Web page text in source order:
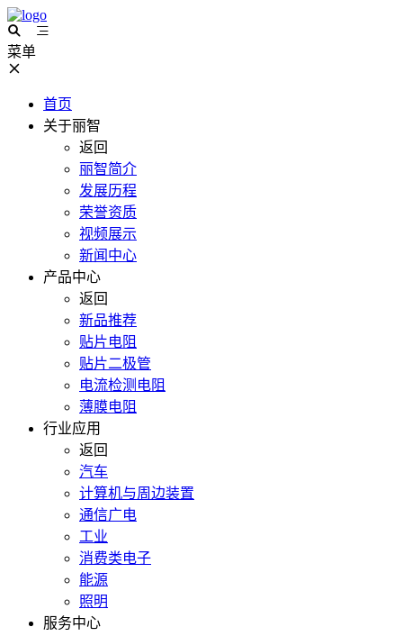
菜单
首页
关于丽智
返回
丽智简介
发展历程
荣誉资质
视频展示
新闻中心
产品中心
返回
新品推荐
贴片电阻
贴片二极管
电流检测电阻
薄膜电阻
行业应用
返回
汽车
计算机与周边装置
通信广电
工业
消费类电子
能源
照明
服务中心